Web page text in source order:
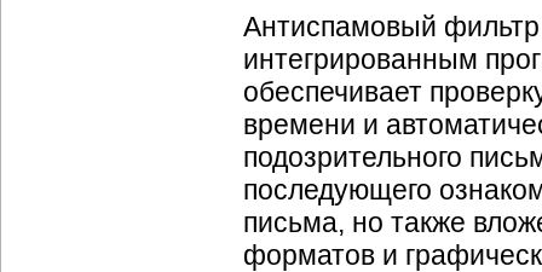
Антиспамовый фильтр
интегрированным
обеспечивает
времени и
подозрительного
последующего
письма, но также
форматов и